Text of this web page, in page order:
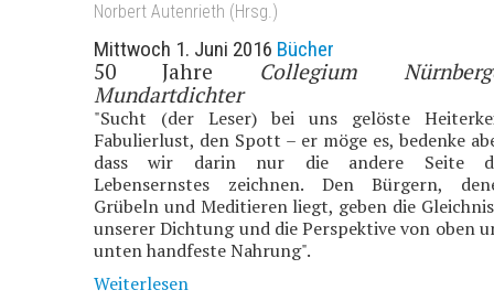
Norbert Autenrieth (Hrsg.)
Mittwoch 1. Juni 2016 Bücher
50 Jahre Collegium
Mundartdichter
"Sucht (der Leser) bei uns gelöste
Fabulierlust, den Spott – er möge es, bedenke
dass wir darin nur die andere Seite
Lebensernstes zeichnen. Den Bürgern,
Grübeln und Meditieren liegt, geben die
unserer Dichtung und die Perspektive von oben
unten handfeste Nahrung".
Weiterlesen